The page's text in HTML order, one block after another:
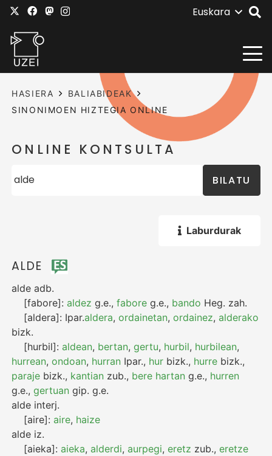
Euskara
HASIERA
BALIABIDEAK
SINONIMOEN HIZTEGIA ONLINE
ONLINE KONTSULTA
BILATU
Laburdurak
ALDE
alde adb.
[fabore]:aldez g.e.,fabore g.e., bando Heg. zah.
[aldera]: Ipar.aldera,ordainetan,ordainez,alderako
bizk.
[hurbil]:aldean, bertan,gertu, hurbil, hurbilean,
hurrean,ondoan, hurran Ipar., hur bizk., hurre bizk.,
paraje bizk., kantian zub., bere hartan g.e., hurren
g.e.,gertuan gip. g.e.
alde interj.
[aire]:aire, haize
alde iz.
[aieka]:aieka,alderdi,aurpegi,eretz zub.,eretze